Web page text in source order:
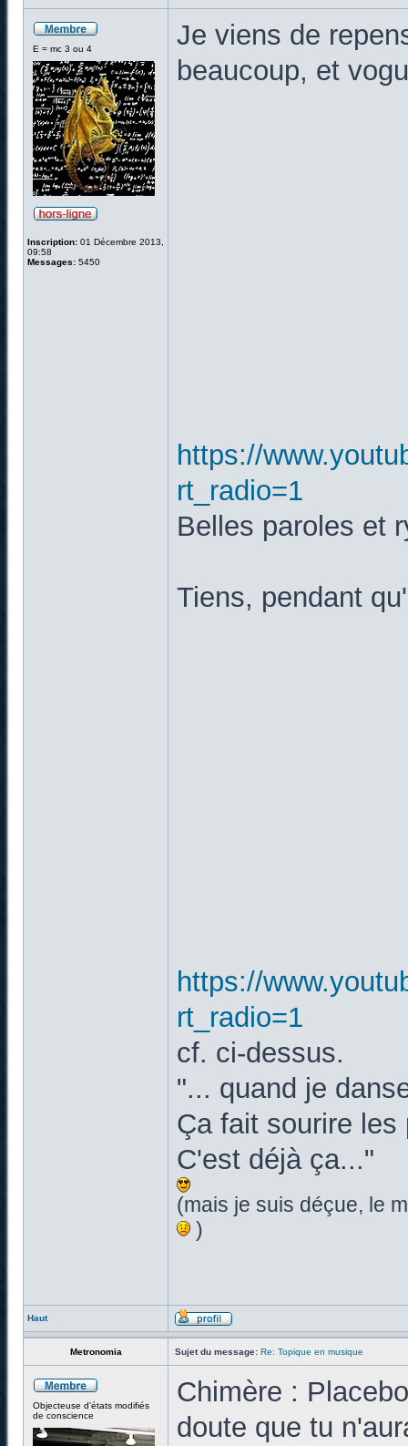
E = mc 3 ou 4
Inscription: 01 Décembre 2013,
09:58
Messages: 5450
Je viens de
beaucoup, et
https://
rt_radio=1
Belles paroles et
Tiens, pendant
https://
rt_radio=1
cf. ci-dessus.
"... quand je
Ça fait sourire les
C'est déjà ça..."
(mais je suis déçue, le
)
Haut
Metronomia Sujet du message: Re: Topique en musique
Objecteuse d'états modifiés
de conscience
Chimère :
doute que tu